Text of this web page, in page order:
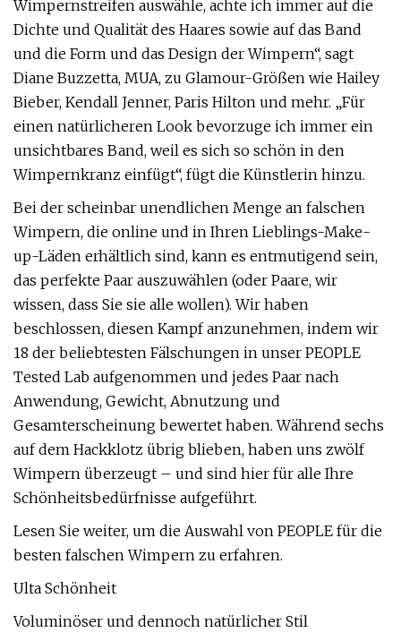
Wimpernstreifen auswähle, achte ich immer auf die
Dichte und Qualität des Haares sowie auf das Band
und die Form und das Design der Wimpern“, sagt
Diane Buzzetta, MUA, zu Glamour-Größen wie Hailey
Bieber, Kendall Jenner, Paris Hilton und mehr. „Für
einen natürlicheren Look bevorzuge ich immer ein
unsichtbares Band, weil es sich so schön in den
Wimpernkranz einfügt“, fügt die Künstlerin hinzu.
Bei der scheinbar unendlichen Menge an falschen
Wimpern, die online und in Ihren Lieblings-Make-
up-Läden erhältlich sind, kann es entmutigend sein,
das perfekte Paar auszuwählen (oder Paare, wir
wissen, dass Sie sie alle wollen). Wir haben
beschlossen, diesen Kampf anzunehmen, indem wir
18 der beliebtesten Fälschungen in unser PEOPLE
Tested Lab aufgenommen und jedes Paar nach
Anwendung, Gewicht, Abnutzung und
Gesamterscheinung bewertet haben. Während sechs
auf dem Hackklotz übrig blieben, haben uns zwölf
Wimpern überzeugt – und sind hier für alle Ihre
Schönheitsbedürfnisse aufgeführt.
Lesen Sie weiter, um die Auswahl von PEOPLE für die
besten falschen Wimpern zu erfahren.
Ulta Schönheit
Voluminöser und dennoch natürlicher Stil